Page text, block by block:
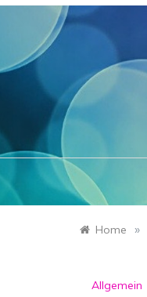
Skip
Home »
Allgemein